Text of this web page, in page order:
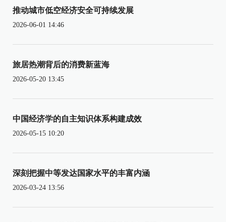
推动城市低空经济安全可持续发展
2026-06-01 14:46
旅居热潮背后的消费新蓝海
2026-05-20 13:45
中国经济学的自主知识体系构建成效
2026-05-15 10:20
深刻把握中等发达国家水平的丰富内涵
2026-03-24 13:56